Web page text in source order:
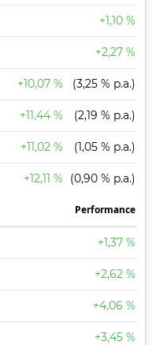
+1,10 %
+2,27 %
+10,07 % (3,25 % p.a.)
+11,44 % (2,19 % p.a.)
+11,02 % (1,05 % p.a.)
+12,11 % (0,90 % p.a.)
Perfor­mance
+1,37 %
+2,62 %
+4,06 %
+3,45 %